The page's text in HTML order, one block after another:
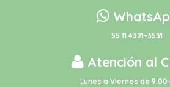
55 11 4321-3531
Atención al
Lunes a Viernes de 9:00